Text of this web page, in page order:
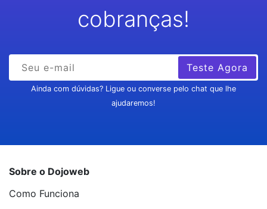
cobranças!
Teste Agora
Ainda com dúvidas? Ligue ou converse pelo chat que lhe
ajudaremos!
Sobre o Dojoweb
Como Funciona